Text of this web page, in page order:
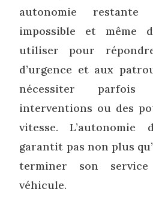
autonomie
impossible et même
utiliser pour
d’urgence et aux
nécessiter parfois
interventions ou des
vitesse. L’autonomie
garantit pas non plus
terminer son
véhicule.